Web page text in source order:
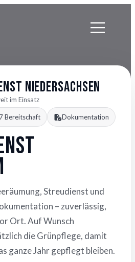
Niedersachsen
im Einsatz
Bereitschaft Dokumentation
Streudienst und
– zuverlässig,
Ort. Auf Wunsch
die Grünpflege, damit
ganze Jahr gepflegt bleiben.